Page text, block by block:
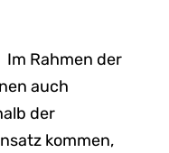
der
auch
der
kommen,